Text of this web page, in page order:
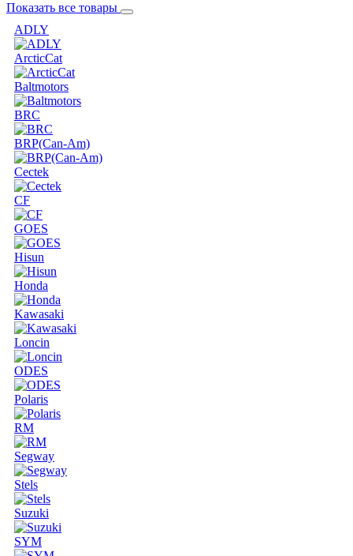
Показать все товары
ADLY
ArcticCat
Baltmotors
BRC
BRP(Can-Am)
Cectek
CF
GOES
Hisun
Honda
Kawasaki
Loncin
ODES
Polaris
RM
Segway
Stels
Suzuki
SYM